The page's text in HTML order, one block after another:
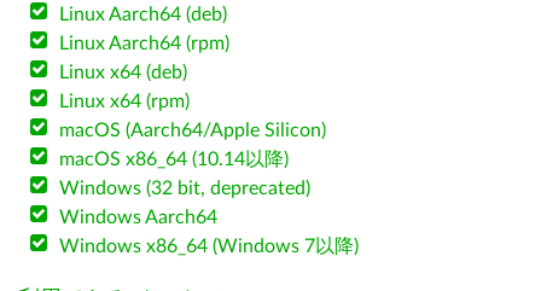
Linux Aarch64 (deb)
Linux Aarch64 (rpm)
Linux x64 (deb)
Linux x64 (rpm)
macOS (Aarch64/Apple Silicon)
macOS x86_64 (10.14以降)
Windows (32 bit, deprecated)
Windows Aarch64
Windows x86_64 (Windows 7以降)